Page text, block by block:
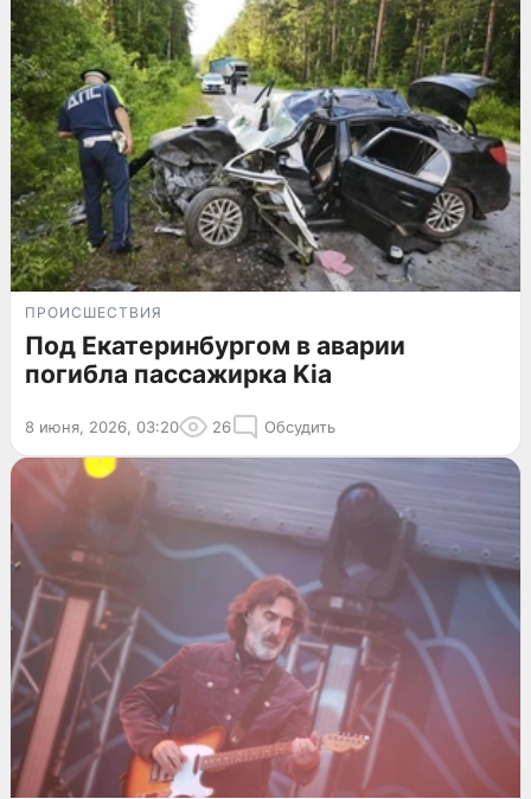
ПРОИСШЕСТВИЯ
Под Екатеринбургом в аварии
погибла пассажирка Kia
8 июня, 2026, 03:20 26 Обсудить